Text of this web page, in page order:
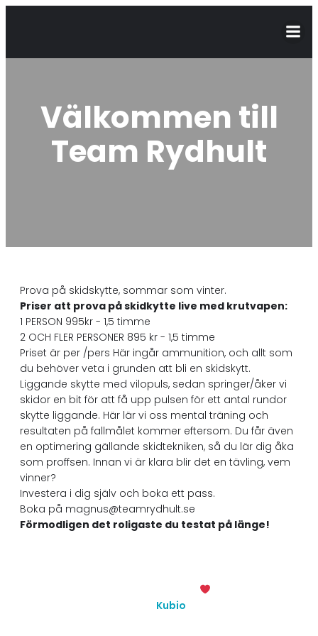
Välkommen till
Team Rydhult
Prova på skidskytte, sommar som vinter.
Priser att prova på skidkytte live med krutvapen:
1 PERSON 995kr - 1,5 timme
2 OCH FLER PERSONER 895 kr - 1,5 timme
Priset är per /pers Här ingår ammunition, och allt som
du behöver veta i grunden att bli en skidskytt.
Liggande skytte med vilopuls, sedan springer/åker vi
skidor en bit för att få upp pulsen för ett antal rundor
skytte liggande. Här lär vi oss mental träning och
resultaten på fallmålet kommer eftersom. Du får även
en optimering gällande skidtekniken, så du lär dig åka
som proffsen. Innan vi är klara blir det en tävling, vem
vinner?
Investera i dig själv och boka ett pass.
Boka på magnus@teamrydhult.se
Förmodligen det roligaste du testat på länge!
Kubio